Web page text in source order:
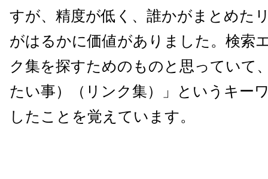
すが、精度が低く、誰かがまとめた
がはるかに価値がありました。検索
ク集を探すためのものと思っていて
たい事）（リンク集）」というキー
したことを覚えています。